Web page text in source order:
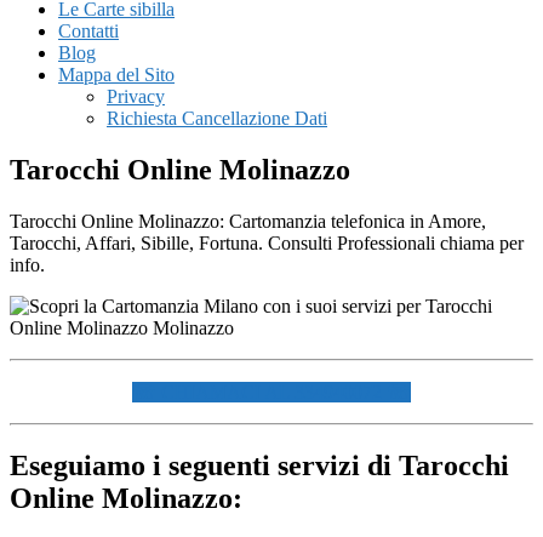
Le Carte sibilla
Contatti
Blog
Mappa del Sito
Privacy
Richiesta Cancellazione Dati
Tarocchi Online Molinazzo
Tarocchi Online Molinazzo: Cartomanzia telefonica in Amore,
Tarocchi, Affari, Sibille, Fortuna. Consulti Professionali chiama per
info.
Eseguiamo i seguenti servizi di Tarocchi
Online Molinazzo: